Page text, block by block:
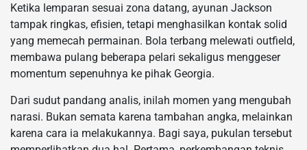
Ketika lemparan sesuai zona datang, ayunan Jackson
tampak ringkas, efisien, tetapi menghasilkan kontak solid
yang memecah permainan. Bola terbang melewati outfield,
membawa pulang beberapa pelari sekaligus menggeser
momentum sepenuhnya ke pihak Georgia.
Dari sudut pandang analis, inilah momen yang mengubah
narasi. Bukan semata karena tambahan angka, melainkan
karena cara ia melakukannya. Bagi saya, pukulan tersebut